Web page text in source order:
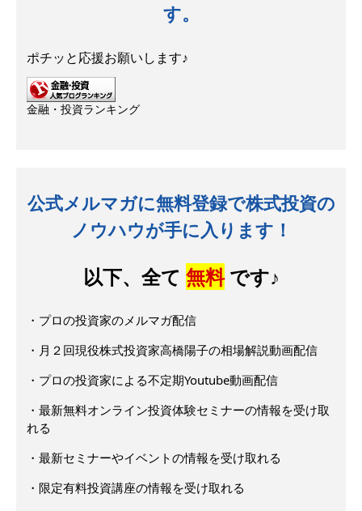
す。
ポチッと応援お願いします♪
金融・投資ランキング
公式メルマガに無料登録で株式投資の
ノウハウが手に入ります！
以下、全て 無料です♪
・プロの投資家のメルマガ配信
・月２回現役株式投資家高橋陽子の相場解説動画配信
・プロの投資家による不定期Youtube動画配信
・最新無料オンライン投資体験セミナーの情報を受け取
れる
・最新セミナーやイベントの情報を受け取れる
・限定有料投資講座の情報を受け取れる